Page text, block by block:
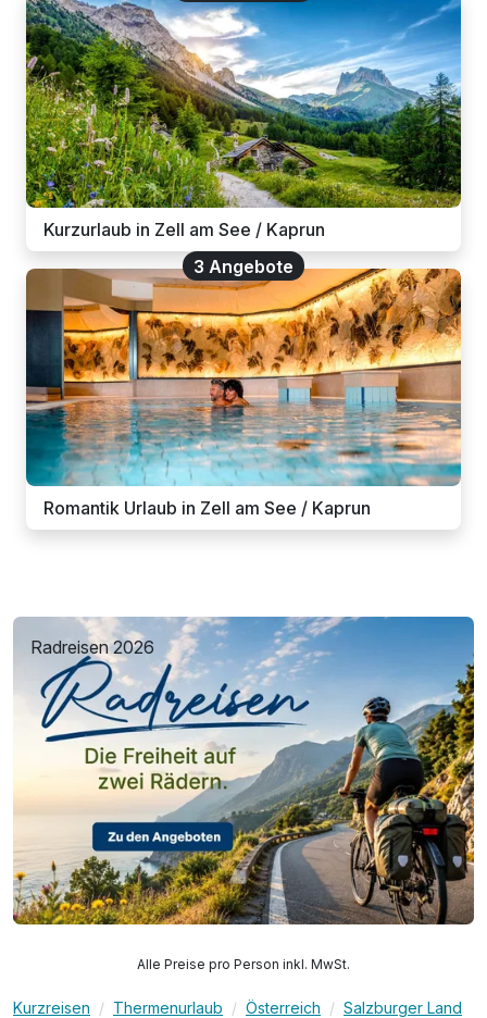
Kurzurlaub in Zell am See / Kaprun
3 Angebote
Romantik Urlaub in Zell am See / Kaprun
Radreisen 2026
Alle Preise pro Person inkl. MwSt.
Kurzreisen Thermenurlaub Österreich
Salzburger Land